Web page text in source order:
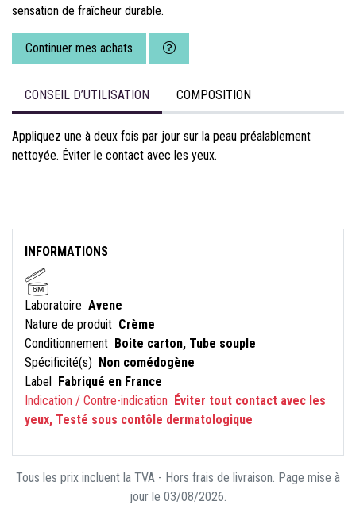
sensation de fraîcheur durable.
Continuer mes achats
CONSEIL D’UTILISATION COMPOSITION
Appliquez une à deux fois par jour sur la peau préalablement
nettoyée. Éviter le contact avec les yeux.
INFORMATIONS
6M
Laboratoire Avene
Nature de produit Crème
Conditionnement Boite carton, Tube souple
Spécificité(s) Non comédogène
Label Fabriqué en France
Indication / Contre-indication Éviter tout contact avec les
yeux, Testé sous contôle dermatologique
Tous les prix incluent la TVA - Hors frais de livraison. Page mise à
jour le 03/08/2026.